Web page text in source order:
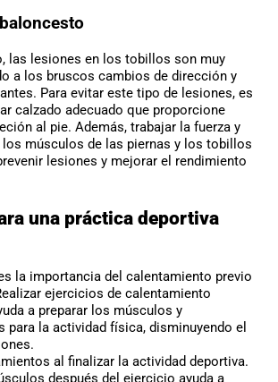
las lesiones en los tobillos son muy
a los bruscos cambios de dirección y
Para evitar este tipo de lesiones, es
calzado adecuado que proporcione
al pie. Además, trabajar la fuerza y
los músculos de las piernas y los tobillos
lesiones y mejorar el rendimiento
una práctica deportiva
la importancia del calentamiento previo
ejercicios de calentamiento
a preparar los músculos y
para la actividad física, disminuyendo el
al finalizar la actividad deportiva.
después del ejercicio ayuda a